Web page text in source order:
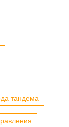
тандема